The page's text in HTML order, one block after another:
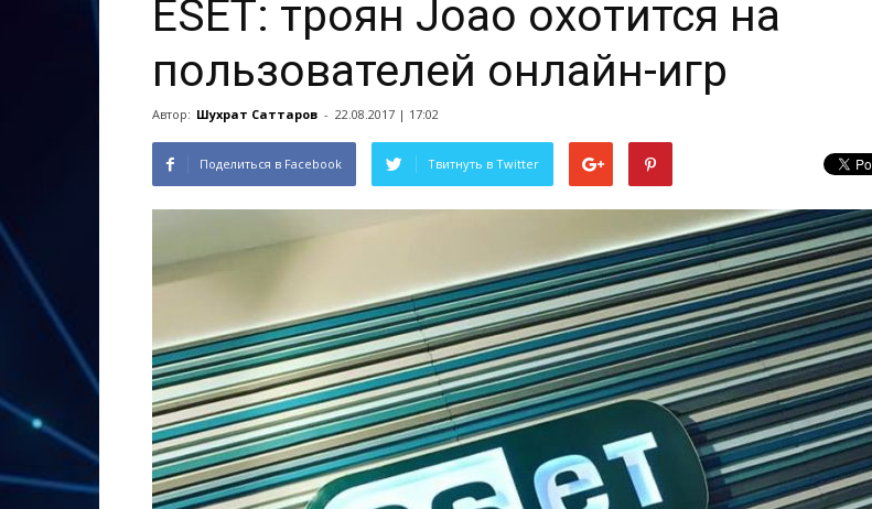
ESET: троян Joao охотится на
пользователей онлайн-игр
Автор: Шухрат Саттаров - 22.08.2017 | 17:02
Поделиться в Facebook Твитнуть в Twitter